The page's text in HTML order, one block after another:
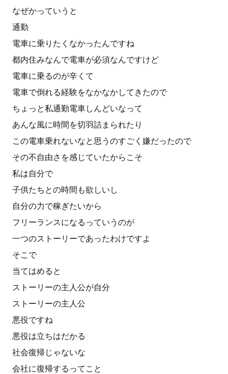
なぜかっていうと
通勤
電車に乗りたくなかったんですね
都内住みなんで電車が必須なんですけど
電車に乗るのが辛くて
電車で倒れる経験をなかなかしてきたので
ちょっと私通勤電車しんどいなって
あんな風に時間を切羽詰まられたり
この電車乗れないなと思うのすごく嫌だったので
その不自由さを感じていたからこそ
私は自分で
子供たちとの時間も欲しいし
自分の力で稼ぎたいから
フリーランスになるっていうのが
一つのストーリーであったわけですよ
そこで
当てはめると
ストーリーの主人公が自分
ストーリーの主人公
悪役ですね
悪役は立ちはだかる
社会復帰じゃないな
会社に復帰するってこと